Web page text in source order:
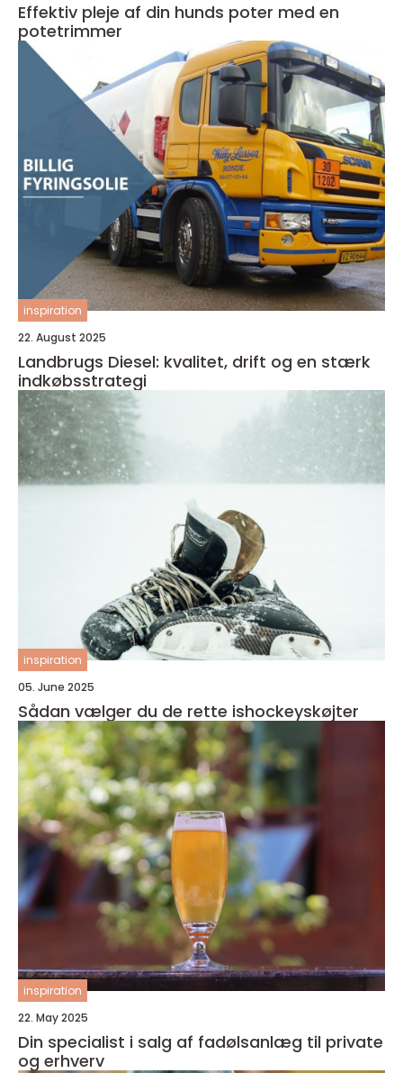
Effektiv pleje af din hunds poter med en
potetrimmer
inspiration
22. August 2025
Landbrugs Diesel: kvalitet, drift og en stærk
indkøbsstrategi
inspiration
05. June 2025
Sådan vælger du de rette ishockeyskøjter
inspiration
22. May 2025
Din specialist i salg af fadølsanlæg til private
og erhverv